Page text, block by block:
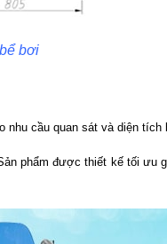
bơi
cầu quan sát và diện
phẩm được thiết kế tối ưu